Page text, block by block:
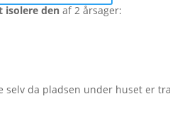
isolere den af 2 årsager:
selv da pladsen under huset er